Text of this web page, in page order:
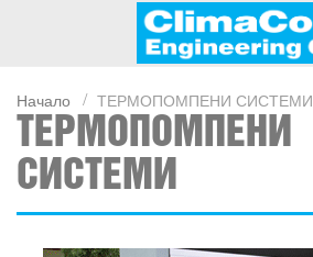
Начало ТЕРМОПОМПЕНИ СИСТЕМИ
ТЕРМОПОМПЕНИ
СИСТЕМИ